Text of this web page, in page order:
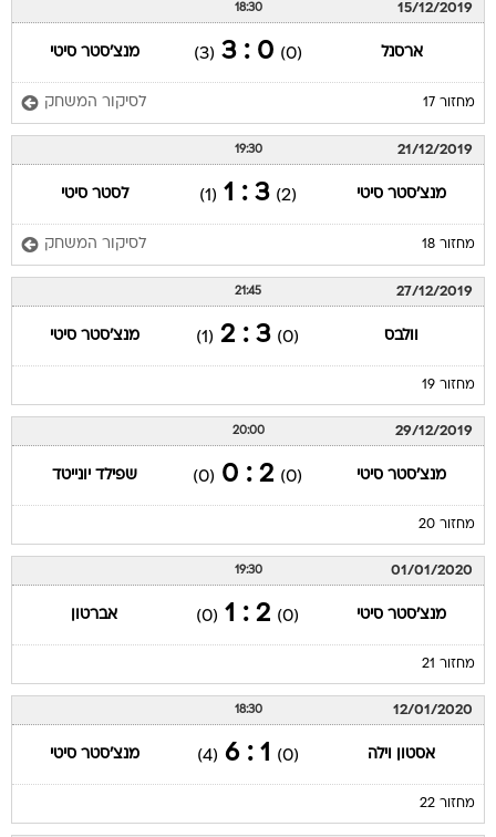
15/12/2019
18:30
ארסנל (0)
0 : 3
(3) מנצ'סטר סיטי
מחזור 17 לסיקור המשחק
21/12/2019
19:30
מנצ'סטר סיטי (2)
3 : 1
(1) לסטר סיטי
מחזור 18 לסיקור המשחק
27/12/2019
21:45
וולבס (0)
3 : 2
(1) מנצ'סטר סיטי
מחזור 19
29/12/2019
20:00
מנצ'סטר סיטי (0)
2 : 0
(0) שפילד יונייטד
מחזור 20
01/01/2020
19:30
מנצ'סטר סיטי (0)
2 : 1
(0) אברטון
מחזור 21
12/01/2020
18:30
אסטון וילה (0)
1 : 6
(4) מנצ'סטר סיטי
מחזור 22